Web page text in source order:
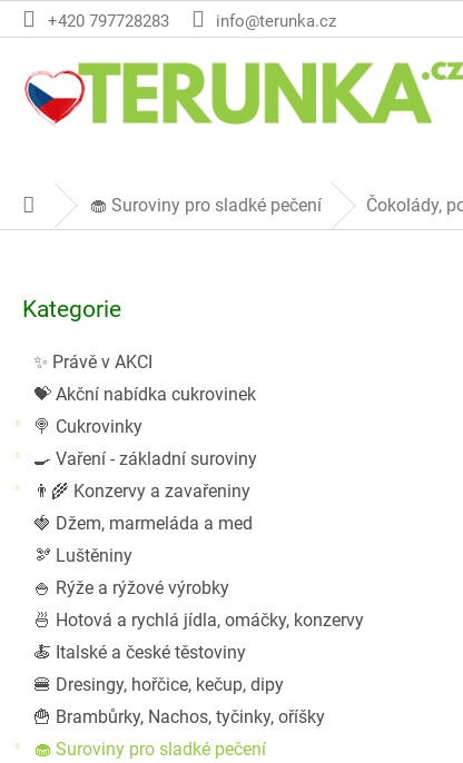
Přejít
na
+420 797728283 info@terunka.cz
Domů 🧁 Suroviny pro sladké pečení Čokolády,
kategorie
Kategorie
✨ Právě v AKCI
💝 Akční nabídka cukrovinek
🍭 Cukrovinky
🍳 Vaření - základní suroviny
👨‍🌾 Konzervy a zavařeniny
🍓 Džem, marmeláda a med
🫘 Luštěniny
🍚 Rýže a rýžové výrobky
🍜 Hotová a rychlá jídla, omáčky, konzervy
🍝 Italské a české těstoviny
🍔 Dresingy, hořčice, kečup, dipy
🍟 Brambůrky, Nachos, tyčinky, oříšky
🧁 Suroviny pro sladké pečení